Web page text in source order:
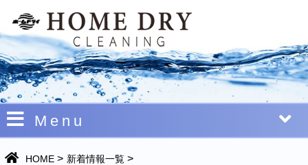
Menu
HOME > 新着情報一覧 >